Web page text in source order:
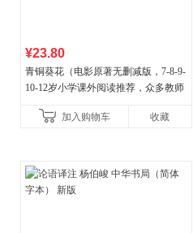
¥23.80
青铜葵花（电影原著无删减版，7-8-9-
10-12岁小学课外阅读推荐，众多教师
加入购物车
收藏